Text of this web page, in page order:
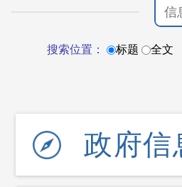
搜索位置： 标题 全文
政府